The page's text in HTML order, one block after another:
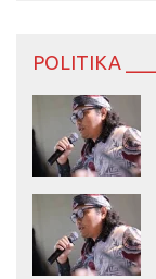
POLITIKA ____